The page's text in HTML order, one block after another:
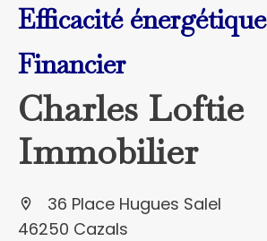
Efficacité énergétique
Financier
Charles Loftie
Immobilier
36 Place Hugues Salel
46250 Cazals